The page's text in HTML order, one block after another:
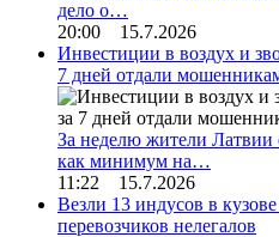
дело о…
20:00 15.7.2026
Инвестиции в воздух и
7 дней отдали
За неделю жители Латвии
как минимум на…
11:22 15.7.2026
Везли 13 индусов в
перевозчиков нелегалов